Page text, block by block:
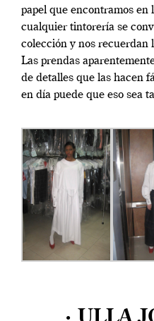
papel que encontramos en
cualquier tintorería se
colección y nos recuerdan
Las prendas
de detalles que las hacen
en día puede que eso sea